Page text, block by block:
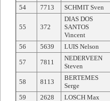
54
7713 SCHMIT Sven
55 372
DIAS DOS
SANTOS
Vincent
56 5639 LUIS Nelson
57 7811
NEDERVEEN
Steven
58 8113
BERTEMES
Serge
59
2628 LOSCH Max